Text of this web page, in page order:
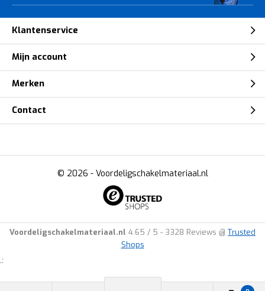
Klantenservice
Mijn account
Merken
Contact
© 2026 - Voordeligschakelmateriaal.nl
Voordeligschakelmateriaal.nl 4.65 / 5 - 3328 Reviews @ Trusted
Shops
.: